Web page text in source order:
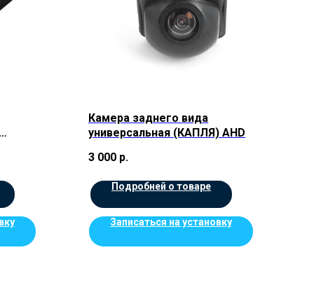
Камера заднего вида
универсальная (КАПЛЯ) AHD
3 000 р.
Подробней о товаре
Записаться на установку